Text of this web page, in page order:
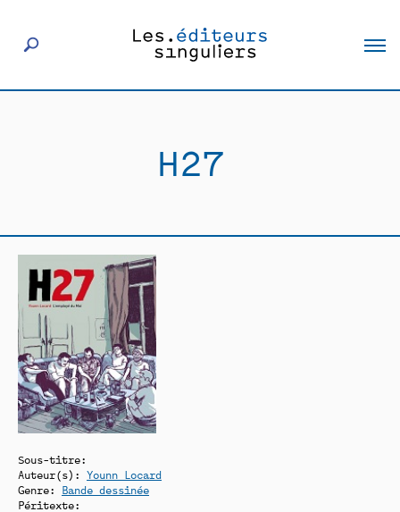
Actualités
Rencontres
H27
Sous-titre:
Auteur(s): Younn Locard
Genre: Bande dessinée
Péritexte: